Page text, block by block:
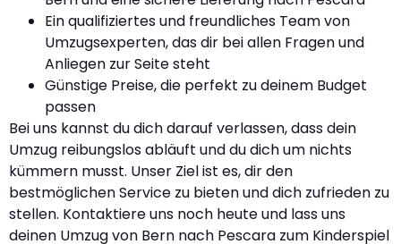
Ein qualifiziertes und freundliches Team von
Umzugsexperten, das dir bei allen Fragen und
Anliegen zur Seite steht
Günstige Preise, die perfekt zu deinem Budget
passen
Bei uns kannst du dich darauf verlassen, dass dein
Umzug reibungslos abläuft und du dich um nichts
kümmern musst. Unser Ziel ist es, dir den
bestmöglichen Service zu bieten und dich zufrieden zu
stellen. Kontaktiere uns noch heute und lass uns
deinen Umzug von Bern nach Pescara zum Kinderspiel